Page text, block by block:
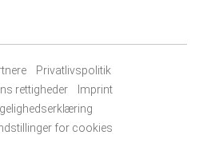
Privatlivspolitik
rettigheder
Imprint
for cookies